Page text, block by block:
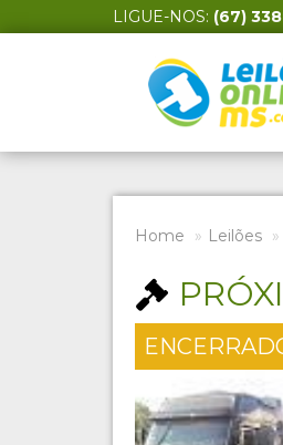
LIGUE-NOS: (67)
Home Leilões